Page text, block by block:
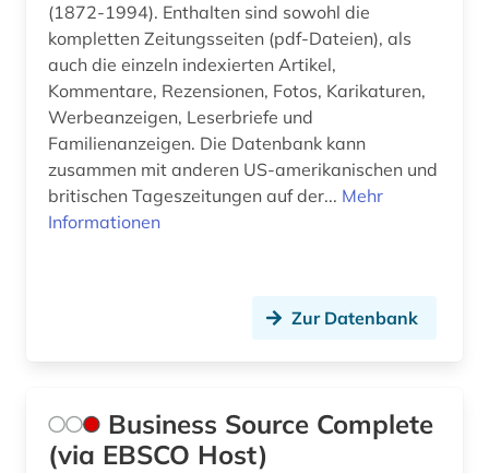
grossbritannien (1)
großbritannien (2)
gruppenspiel (1)
guangzhou (1)
industrie (1)
israel (1)
(1872-1994). Enthalten sind sowohl die
kompletten Zeitungsseiten (pdf-Dateien), als
auch die einzeln indexierten Artikel,
Kommentare, Rezensionen, Fotos, Karikaturen,
Werbeanzeigen, Leserbriefe und
Familienanzeigen. Die Datenbank kann
zusammen mit anderen US-amerikanischen und
britischen Tageszeitungen auf der... Mehr
Informationen
Zur Datenbank
Business Source Complete
(via EBSCO Host)